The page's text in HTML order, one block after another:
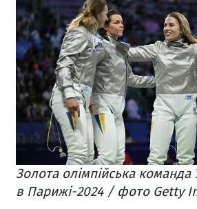
Золота олімпійська команда
в Парижі-2024 / фото Getty